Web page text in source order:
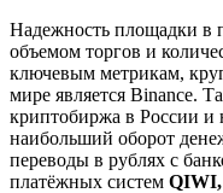
Надежность площадки в
объемом торгов и
ключевым метрикам,
мире является Binance.
криптобиржа в России и
наибольший оборот
переводы в рублях с
платёжных систем QIWI,